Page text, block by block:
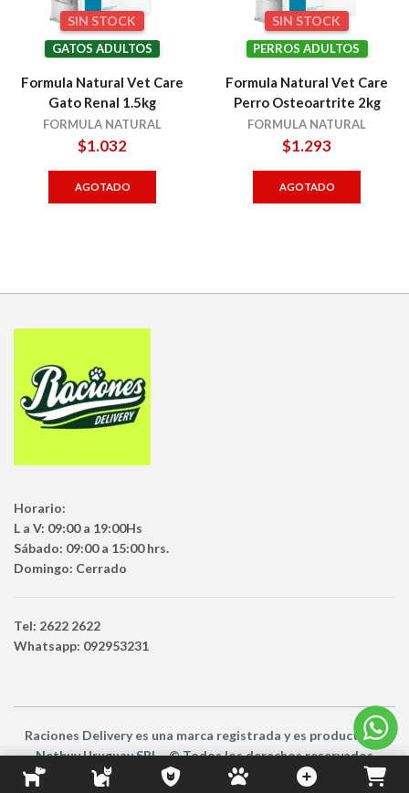
SIN STOCK
GATOS ADULTOS
Formula Natural Vet Care
Gato Renal 1.5kg
FORMULA NATURAL
$1.032
AGOTADO
SIN STOCK
PERROS ADULTOS
Formula Natural Vet Care
Perro Osteoartrite 2kg
FORMULA NATURAL
$1.293
AGOTADO
Horario:
L a V: 09:00 a 19:00Hs
Sábado: 09:00 a 15:00 hrs.
Domingo: Cerrado
Tel: 2622 2622
Whatsapp: 092953231
Raciones Deliveryes una marca registrada y es productode
Netbuy Uruguay SRL -© Todos los derechos reservados